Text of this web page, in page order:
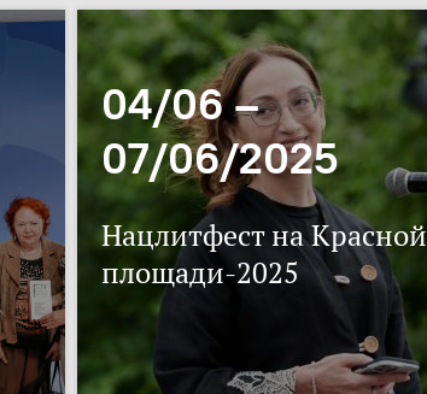
04/06 –
07/06/2025
Нацлитфест на Красной
площади-2025